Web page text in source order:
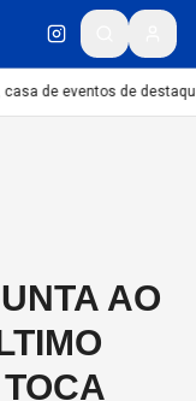
de eventos de
AO